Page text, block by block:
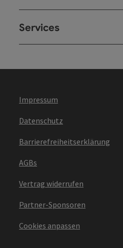
Services
Impressum
Datenschutz
Barrierefreiheitserklärung
AGBs
Vertrag widerrufen
Partner-Sponsoren
Cookies anpassen